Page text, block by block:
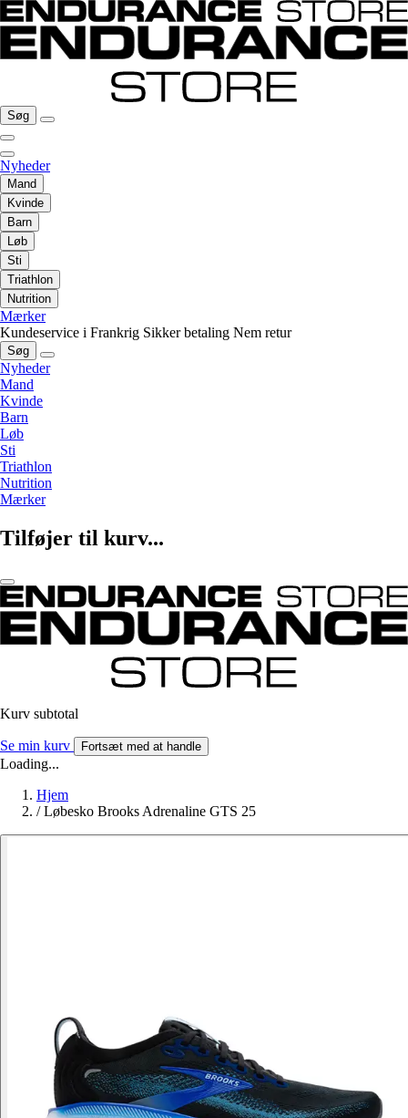
Søg
Nyheder
Mand
Kvinde
Barn
Løb
Sti
Triathlon
Nutrition
Mærker
Kundeservice i Frankrig Sikker betaling Nem retur
Søg
Nyheder
Mand
Kvinde
Barn
Løb
Sti
Triathlon
Nutrition
Mærker
Tilføjer til kurv...
Kurv subtotal
Se min kurv Fortsæt med at handle
Loading...
Hjem
/ Løbesko Brooks Adrenaline GTS 25